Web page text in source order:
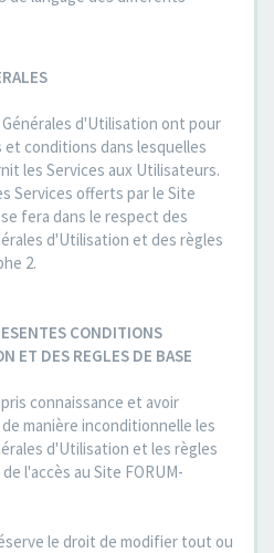
d'Utilisation ont pour
conditions dans lesquelles
les Services aux Utilisateurs.
Services offerts par le Site
fera dans le respect des
d'Utilisation et des règles
2.
CONDITIONS
ET DES REGLES DE BASE
connaissance et avoir
manière inconditionnelle les
d'Utilisation et les règles
l'accès au Site FORUM-
le droit de modifier tout ou